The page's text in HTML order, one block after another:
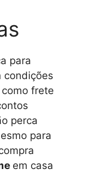
para
condições
frete
perca
para
em casa